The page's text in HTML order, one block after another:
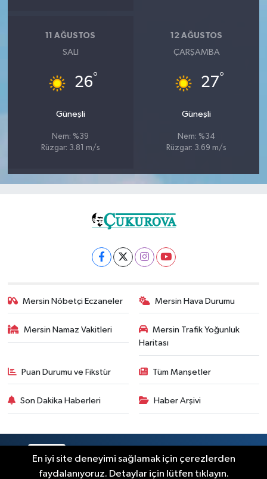
11 AĞUSTOS
SALI
26°
Güneşli
Nem: %39
Rüzgar: 3.81 m/s
12 AĞUSTOS
ÇARŞAMBA
27°
Güneşli
Nem: %34
Rüzgar: 3.69 m/s
Mersin Nöbetçi Eczaneler Mersin Hava Durumu
Mersin Namaz Vakitleri
Mersin Trafik Yoğunluk
Haritası
Puan Durumu ve Fikstür Tüm Manşetler
Son Dakika Haberleri Haber Arşivi
En iyi site deneyimi sağlamak için çerezlerden
faydalanıyoruz. Detaylar için lütfen tıklayın.